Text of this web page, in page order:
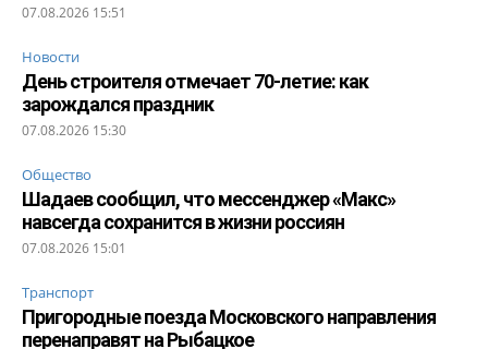
07.08.2026 15:51
Новости
День строителя отмечает 70-летие: как
зарождался праздник
07.08.2026 15:30
Общество
Шадаев сообщил, что мессенджер «Макс»
навсегда сохранится в жизни россиян
07.08.2026 15:01
Транспорт
Пригородные поезда Московского направления
перенаправят на Рыбацкое